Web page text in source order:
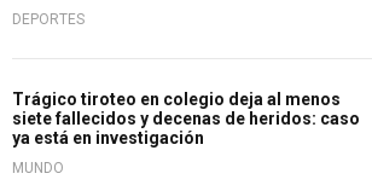
DEPORTES
Trágico tiroteo en colegio deja al menos
siete fallecidos y decenas de heridos: caso
ya está en investigación
MUNDO